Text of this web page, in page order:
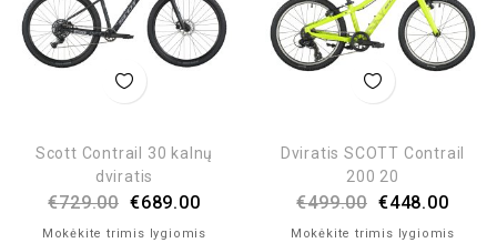
Scott Contrail 30 kalnų
dviratis
€729.00 €689.00
Mokėkite trimis lygiomis
Dviratis SCOTT Contrail
200 20
€499.00 €448.00
Mokėkite trimis lygiomis